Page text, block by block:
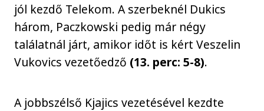
jól kezdő Telekom. A szerbeknél Dukics
három, Paczkowski pedig már négy
találatnál járt, amikor időt is kért Veszelin
Vukovics vezetőedző (13. perc: 5-8).
A jobbszélső Kjajics vezetésével kezdte